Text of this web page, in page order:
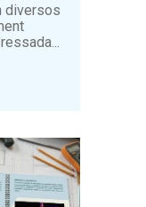
diversos